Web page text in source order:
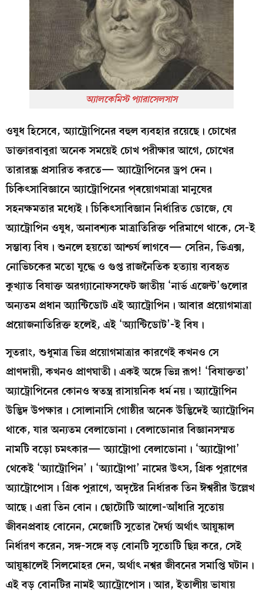
অ্যালকেমিস্ট প্যারাসেলসাস
ওষুধ হিসেবে, অ্যাট্রোপিনের বহুল ব্যবহার রয়েছে। চোখের
ডাক্তারবাবুরা অনেক সময়েই চোখ পরীক্ষার আগে, চোখের
তারারন্ধ্র প্রসারিত করতে— অ্যাট্রোপিনের ড্রপ দেন।
চিকিৎসাবিজ্ঞানে অ্যাট্রোপিনের প্ৰয়োগমাত্রা মানুষের
সহনক্ষমতার মধ্যেই। চিকিৎসাবিজ্ঞান নির্ধারিত ডোজে, যে
অ্যাট্রোপিন ওষুধ, অনাবশ্যক মাত্রাতিরিক্ত পরিমাণে থাকে, সে-ই
সম্ভাব্য বিষ। শুনলে হয়তো আশ্চর্য লাগবে— সেরিন, ভিএক্স,
নোভিচকের মতো যুদ্ধে ও গুপ্ত রাজনৈতিক হত্যায় ব্যবহৃত
কুখ্যাত বিষাক্ত অরগ্যানোফসফেট জাতীয় ‘নার্ভ এজেন্ট’গুলোর
অন্যতম প্রধান অ্যান্টিডোট এই অ্যাট্রোপিন। আবার প্রয়োগমাত্রা
প্রয়োজনাতিরিক্ত হলেই, এই ‘অ্যান্টিডোট’-ই বিষ।
সুতরাং, শুধুমাত্র ভিন্ন প্রয়োগমাত্রার কারণেই কখনও সে
প্রাণদায়ী, কখনও প্রাণঘাতী। একই অঙ্গে ভিন্ন রূপ! ‘বিষাক্ততা’
অ্যাট্রোপিনের কোনও স্বতন্ত্র রাসায়নিক ধর্ম নয়। অ্যাট্রোপিন
উদ্ভিদ উপক্ষার। সোলানাসি গোষ্ঠীর অনেক উদ্ভিদেই অ্যাট্রোপিন
থাকে, যার অন্যতম বেলাডোনা। বেলাডোনার বিজ্ঞানসম্মত
নামটি বড়ো চমৎকার— অ্যাট্রোপা বেলাডোনা। ‘অ্যাট্রোপা’
থেকেই ‘অ্যাট্রোপিন’। ‘অ্যাট্রোপা’ নামের উৎস, গ্রিক পুরাণের
অ্যাট্রোপোস। গ্রিক পুরাণে, অদৃষ্টের নির্ধারক তিন ঈশ্বরীর উল্লেখ
আছে। এরা তিন বোন। ছোটোটি আলো-আঁধারি সুতোয়
জীবনপ্রবাহ বোনেন, মেজোটি সুতোর দৈর্ঘ্য অর্থাৎ আয়ুষ্কাল
নির্ধারণ করেন, সঙ্গ-সঙ্গে বড় বোনটি সুতোটি ছিন্ন করে, সেই
আয়ুষ্কালেই সিলমোহর দেন, অর্থাৎ নশ্বর জীবনের সমাপ্তি ঘটান।
এই বড় বোনটির নামই অ্যাট্রোপোস। আর, ইতালীয় ভাষায়